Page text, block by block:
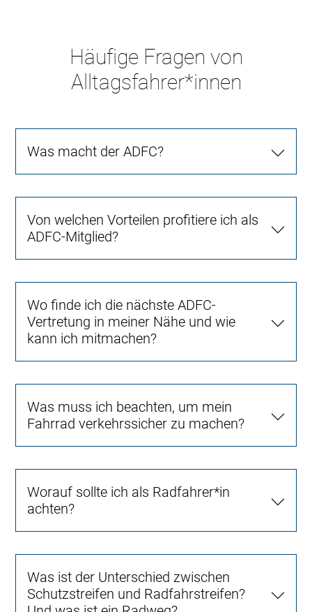
Häufige Fragen von
Alltagsfahrer*innen
Was macht der ADFC?
Von welchen Vorteilen profitiere ich als
ADFC-Mitglied?
Wo finde ich die nächste ADFC-
Vertretung in meiner Nähe und wie
kann ich mitmachen?
Was muss ich beachten, um mein
Fahrrad verkehrssicher zu machen?
Worauf sollte ich als Radfahrer*in
achten?
Was ist der Unterschied zwischen
Schutzstreifen und Radfahrstreifen?